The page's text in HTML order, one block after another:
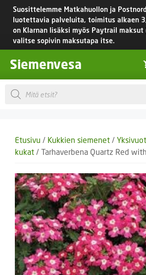
Siirry
sisältöön
Suosittelemme Matkahuollon ja
luotettavia palveluita, toimitus alkaen
on Klarnan lisäksi myös Paytrail
valitse sopivin maksutapa itse.
Siemenvesa
Products
search
Etusivu / Kukkien siemenet /
kukat / Tarhaverbena Quartz Red